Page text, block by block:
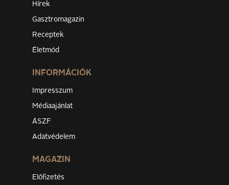
Hírek
Gasztromagazin
Receptek
Életmód
INFORMÁCIÓK
Impresszum
Médiaajánlat
ÁSZF
Adatvédelem
MAGAZIN
Előfizetés